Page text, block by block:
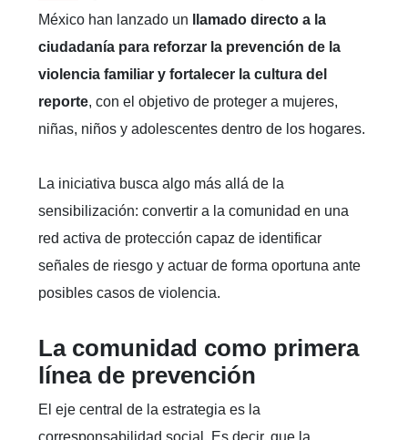
México han lanzado un
llamado directo a la
ciudadanía para reforzar la prevención de la
violencia familiar y fortalecer la cultura del
reporte, con el objetivo de proteger a mujeres,
niñas, niños y adolescentes dentro de los hogares.
La iniciativa busca algo más allá de la
sensibilización: convertir a la comunidad en una
red activa de protección capaz de identificar
señales de riesgo y actuar de forma oportuna ante
posibles casos de violencia.
La comunidad como primera
línea de prevención
El eje central de la estrategia es la
corresponsabilidad social. Es decir, que la